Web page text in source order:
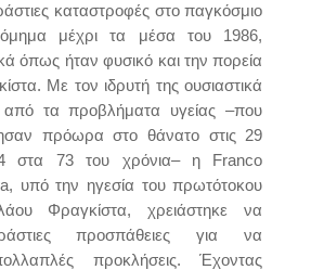
καταστροφές στο παγκόσμιο
μέχρι τα μέσα του 1986,
όπως ήταν φυσικό και την πορεία
Με τον ιδρυτή της ουσιαστικά
από τα προβλήματα υγείας –που
πρόωρα στο θάνατο στις 29
στα 73 του χρόνια– η Franco
υπό την ηγεσία του πρωτότοκου
Φραγκίστα, χρειάστηκε να
προσπάθειες για να
προκλήσεις. Έχοντας